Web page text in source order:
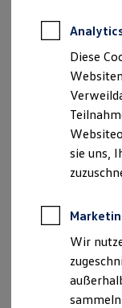
Kfz-
Anpfiff
ID.
Verantwortlich für
Stegbauer
Karlstraße
Montag
Sonntag
Diese
sie uns,
Wir